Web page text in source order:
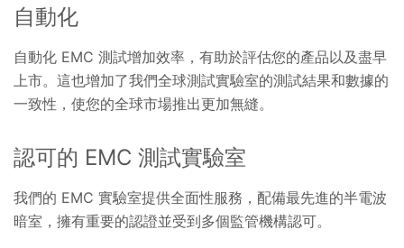
自動化
自動化 EMC 測試增加效率，有助於評估您的產品以及盡早
上市。這也增加了我們全球測試實驗室的測試結果和數據的
一致性，使您的全球市場推出更加無縫。
認可的 EMC 測試實驗室
我們的 EMC 實驗室提供全面性服務，配備最先進的半電波
暗室，擁有重要的認證並受到多個監管機構認可。